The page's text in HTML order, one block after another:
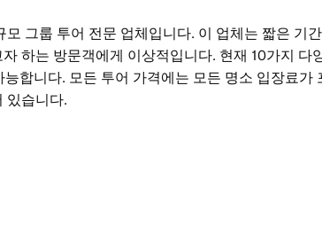
모 그룹 투어 전문 업체입니다. 이 업체는 짧은 기
하는 방문객에게 이상적입니다. 현재 10가지 다
합니다. 모든 투어 가격에는 모든 명소 입장료가
있습니다.
마을을 방문하며 관광 기회를 최대한 활용하고자